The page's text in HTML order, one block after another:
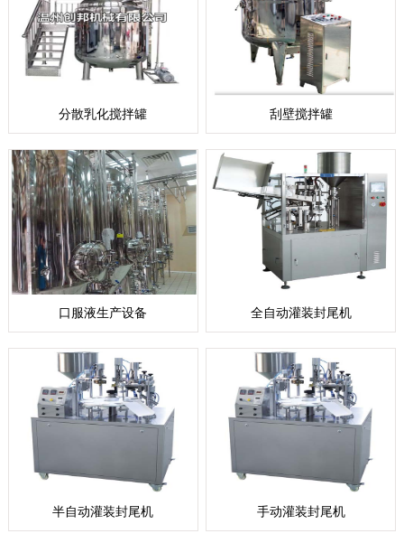
分散乳化搅拌罐 刮壁搅拌罐
口服液生产设备 全自动灌装封尾机
半自动灌装封尾机 手动灌装封尾机